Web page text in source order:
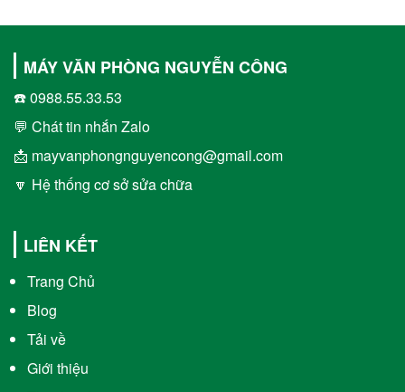
MÁY VĂN PHÒNG NGUYỄN CÔNG
☎️ 0988.55.33.53
💬 Chát tin nhắn Zalo
📩 mayvanphongnguyencong@gmail.com
🔽 Hệ thống cơ sở sửa chữa
LIÊN KẾT
Trang Chủ
Blog
Tải về
Giới thiệu